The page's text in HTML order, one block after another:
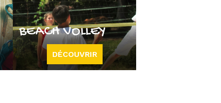
BEACH VOLLEY
DÉCOUVRIR